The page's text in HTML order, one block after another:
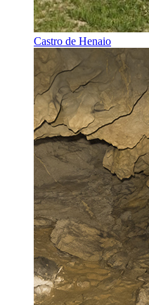
Castro de Henaio